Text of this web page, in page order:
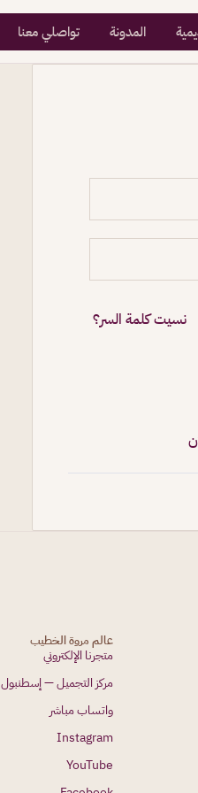
المدونة تواصلي معنا
نسيت كلمة السر؟
عالم مروة الخطيب
متجرنا الإلكتروني
مركز التجميل — إسطنبول
واتساب مباشر
Instagram
YouTube